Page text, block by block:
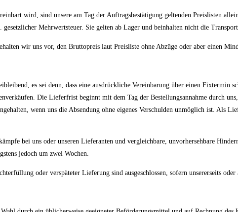
wird, sind unsere am Tag der Auftragsbestätigung geltenden Preislisten
gesetzlicher Mehrwertsteuer. Sie gelten ab Lager und beinhalten nicht die
wir uns vor, den Bruttopreis laut Preisliste ohne Abzüge oder aber einen
es sei denn, dass eine ausdrückliche Vereinbarung über einen
Die Lieferfrist beginnt mit dem Tag der Bestellungsannahme durch
wenn uns die Absendung ohne eigenes Verschulden unmöglich ist. Als
bei uns oder unseren Lieferanten und vergleichbare, unvorhersehbare
jedoch um zwei Wochen.
oder verspäteter Lieferung sind ausgeschlossen, sofern unsererseits